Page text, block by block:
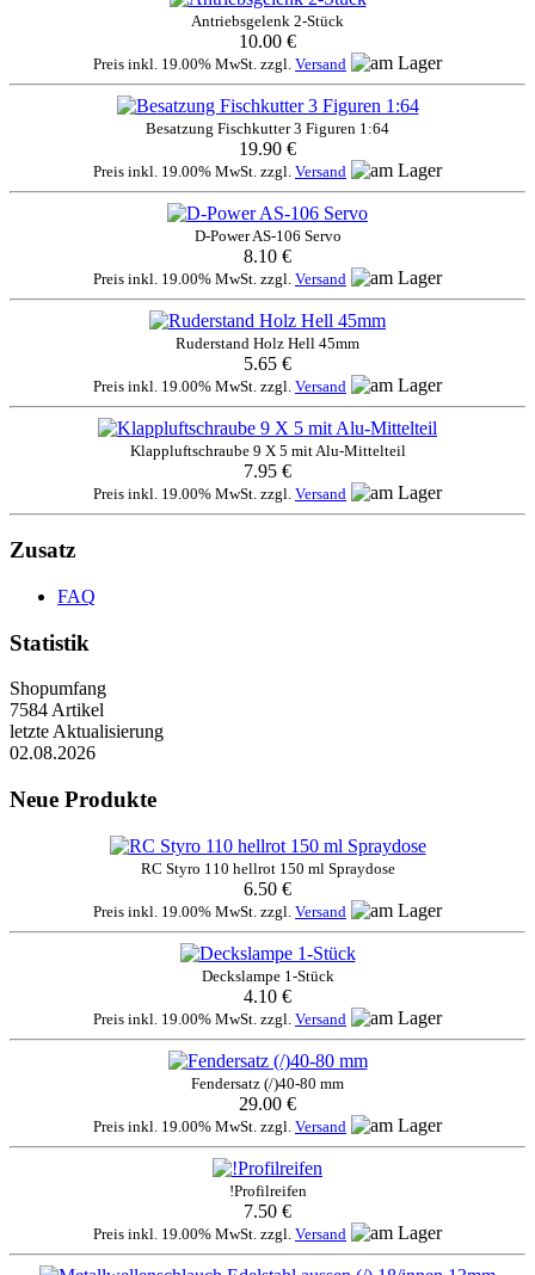
Antriebsgelenk 2-Stück
10.00 €
Preis inkl. 19.00% MwSt. zzgl. Versand
Besatzung Fischkutter 3 Figuren 1:64
19.90 €
Preis inkl. 19.00% MwSt. zzgl. Versand
D-Power AS-106 Servo
8.10 €
Preis inkl. 19.00% MwSt. zzgl. Versand
Ruderstand Holz Hell 45mm
5.65 €
Preis inkl. 19.00% MwSt. zzgl. Versand
Klappluftschraube 9 X 5 mit Alu-Mittelteil
7.95 €
Preis inkl. 19.00% MwSt. zzgl. Versand
Zusatz
FAQ
Statistik
Shopumfang
7584 Artikel
letzte Aktualisierung
02.08.2026
Neue Produkte
RC Styro 110 hellrot 150 ml Spraydose
6.50 €
Preis inkl. 19.00% MwSt. zzgl. Versand
Deckslampe 1-Stück
4.10 €
Preis inkl. 19.00% MwSt. zzgl. Versand
Fendersatz (/)40-80 mm
29.00 €
Preis inkl. 19.00% MwSt. zzgl. Versand
!Profilreifen
7.50 €
Preis inkl. 19.00% MwSt. zzgl. Versand